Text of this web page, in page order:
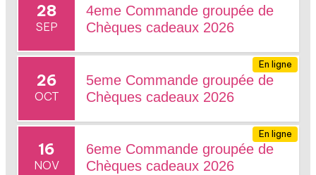
28
SEP
4eme Commande groupée de
Chèques cadeaux 2026
26
OCT
5eme Commande groupée de
Chèques cadeaux 2026
En ligne
16
NOV
6eme Commande groupée de
Chèques cadeaux 2026
En ligne